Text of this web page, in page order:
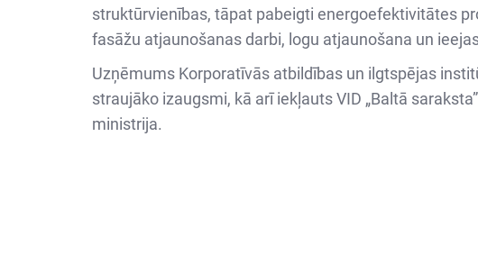
struktūrvienības, tāpat pabeigti energoefektivitātes
fasāžu atjaunošanas darbi, logu atjaunošana un
Uzņēmums Korporatīvās atbildības un ilgtspējas
straujāko izaugsmi, kā arī iekļauts VID „Baltā
ministrija.